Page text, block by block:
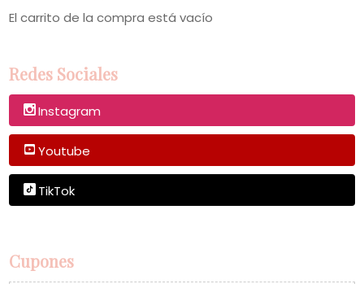
El carrito de la compra está vacío
Redes Sociales
Instagram
Youtube
TikTok
Cupones